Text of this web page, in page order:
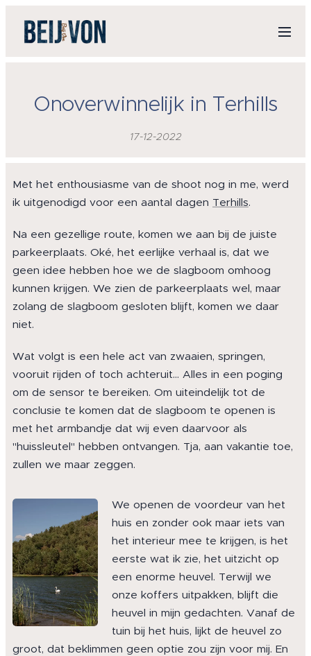
Onoverwinnelijk in Terhills
17-12-2022
Met het enthousiasme van de shoot nog in me, werd
ik uitgenodigd voor een aantal dagen Terhills.
Na een gezellige route, komen we aan bij de juiste
parkeerplaats. Oké, het eerlijke verhaal is, dat we
geen idee hebben hoe we de slagboom omhoog
kunnen krijgen. We zien de parkeerplaats wel, maar
zolang de slagboom gesloten blijft, komen we daar
niet.
Wat volgt is een hele act van zwaaien, springen,
vooruit rijden of toch achteruit... Alles in een poging
om de sensor te bereiken. Om uiteindelijk tot de
conclusie te komen dat de slagboom te openen is
met het armbandje dat wij even daarvoor als
"huissleutel" hebben ontvangen. Tja, aan vakantie toe,
zullen we maar zeggen.
We openen de voordeur van het
huis en zonder ook maar iets van
het interieur mee te krijgen, is het
eerste wat ik zie, het uitzicht op
een enorme heuvel. Terwijl we
onze koffers uitpakken, blijft die
heuvel in mijn gedachten. Vanaf de
tuin bij het huis, lijkt de heuvel zo
groot, dat beklimmen geen optie zou zijn voor mij. En